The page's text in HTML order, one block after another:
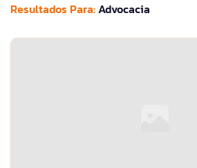
Resultados Para:Advocacia